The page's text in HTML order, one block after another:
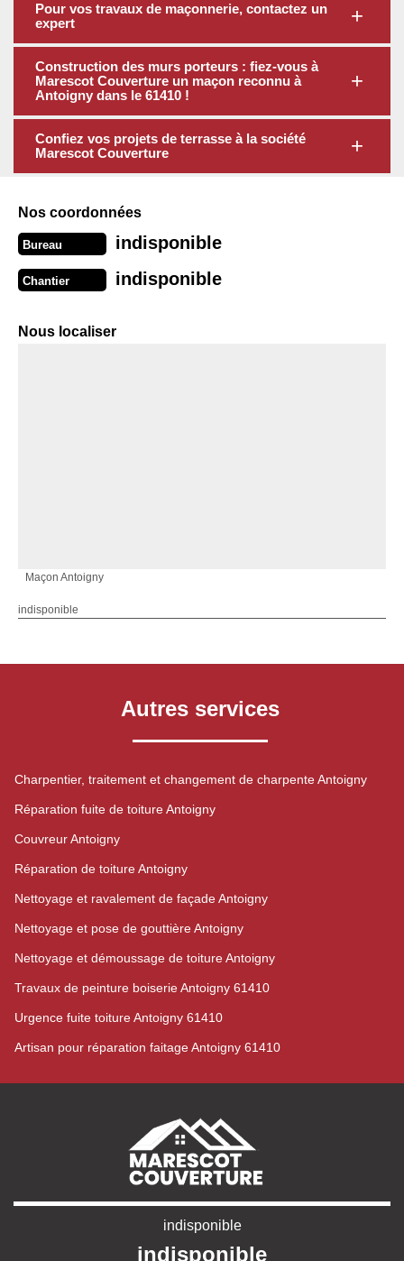
Pour vos travaux de maçonnerie, contactez un
expert
Construction des murs porteurs : fiez-vous à
Marescot Couverture un maçon reconnu à
Antoigny dans le 61410 !
Confiez vos projets de terrasse à la société
Marescot Couverture
Nos coordonnées
Bureau indisponible
Chantier indisponible
Nous localiser
Maçon Antoigny
indisponible
Autres services
Charpentier, traitement et changement de charpente Antoigny
Réparation fuite de toiture Antoigny
Couvreur Antoigny
Réparation de toiture Antoigny
Nettoyage et ravalement de façade Antoigny
Nettoyage et pose de gouttière Antoigny
Nettoyage et démoussage de toiture Antoigny
Travaux de peinture boiserie Antoigny 61410
Urgence fuite toiture Antoigny 61410
Artisan pour réparation faitage Antoigny 61410
indisponible
indisponible